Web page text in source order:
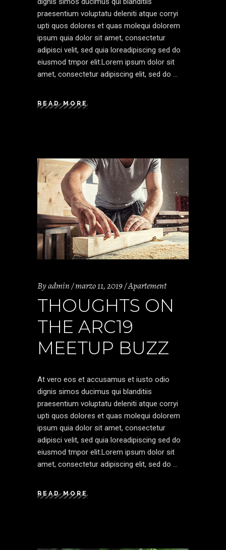
praesentium voluptatu deleniti atque corryi
upti quos dolores et quas molequi dolorem
ipsum quia dolor sit amet, consectetur
adipisci velit, sed quia loreadipiscing sed do
eiusmod tmpor elit.Lorem ipsum dolor sit
amet, consectetur adipiscing elit, sed do
READ MORE
Byadmin marzo 11, 2019 Apartement
THOUGHTS ON
THE ARC19
MEETUP BUZZ
At vero eos et accusamus et iusto odio
dignis simos ducimus qui blanditiis
praesentium voluptatu deleniti atque corryi
upti quos dolores et quas molequi dolorem
ipsum quia dolor sit amet, consectetur
adipisci velit, sed quia loreadipiscing sed do
eiusmod tmpor elit.Lorem ipsum dolor sit
amet, consectetur adipiscing elit, sed do
READ MORE